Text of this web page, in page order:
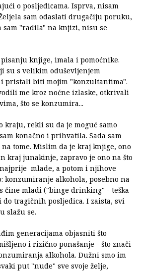
o posljedicama. Isprva, nisam
sam odaslati drugačiju poruku,
sam "radila" na knjizi, nisu se
knjige, imala i pomoćnike.
su s velikim oduševljenjem
pristali biti mojim "konzultantima".
me kroz noćne izlaske, otkrivali
što se konzumira...
kraju, rekli su da je moguć samo
konačno i prihvatila. Sada sam
tome. Mislim da je kraj knjige, ono
kraj junakinje, zapravo je ono na što
mlade, a potom i njihove
konzumiranje alkohola, posebno na
čine mladi ("binge drinking" - teška
do tragičnih posljedica. I zaista, svi
slažu se.
generacijama objasniti što
i rizično ponašanje - što znači
alkohola. Dužni smo im
put "nude" sve svoje želje,